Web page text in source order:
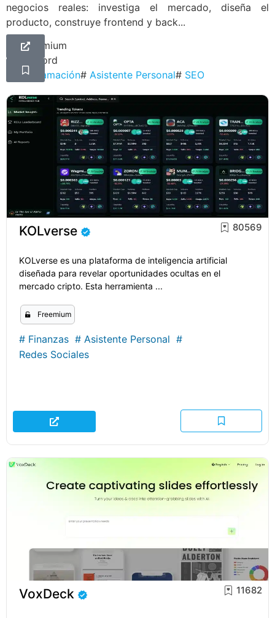
negocios reales: investiga el mercado, diseña el
producto, construye frontend y back...
Freemium
Discord
Programación# Asistente Personal# SEO
KOLverse 80569
KOLverse es una plataforma de inteligencia artificial
diseñada para revelar oportunidades ocultas en el
mercado cripto. Esta herramienta ...
Freemium
# Finanzas # Asistente Personal #
Redes Sociales
VoxDeck 11682